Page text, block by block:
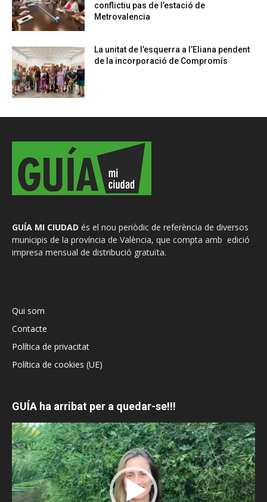
conflictiu pas de l’estació de
Metrovalencia
La unitat de l’esquerra a l’Eliana pendent
de la incorporació de Compromís
GUÍA MI CIUDAD és el nou periòdic de referència de diversos
municipis de la província de València, que compta amb edició
impresa mensual de distribució gratuïta.
Qui som
Contacte
Política de privacitat
Política de cookies (UE)
GUÍA ha arribat per a quedar-se!!!
Reproductor
de
vídeo